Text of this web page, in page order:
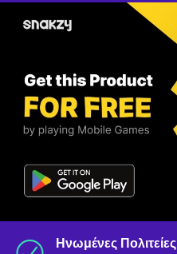
Ηνωμένες Πολιτείες